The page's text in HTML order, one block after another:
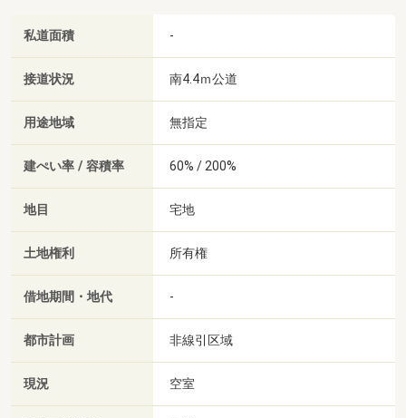
私道面積 -
接道状況 南4.4ｍ公道
用途地域 無指定
建ぺい率 / 容積率 60% / 200%
地目 宅地
土地権利 所有権
借地期間・地代 -
都市計画 非線引区域
現況 空室